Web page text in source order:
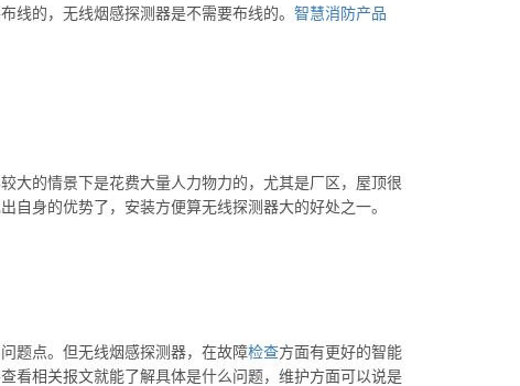
线的，无线烟感探测器是不需要布线的。 智慧消防产品
大的情景下是花费大量人力物力的，尤其是厂区，屋顶很
自身的优势了，安装方便算无线探测器大的好处之一。
题点。但无线烟感探测器，在故障检查方面有更好的智能
看相关报文就能了解具体是什么问题，维护方面可以说是